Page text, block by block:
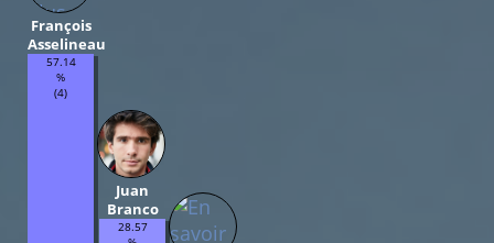
François
Asselineau
57.14
%
(4)
Juan
Branco
28.57